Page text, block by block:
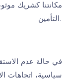
مكانتنا كشريك
التأمين.
في حالة عدم
سياسية، اتجاهات